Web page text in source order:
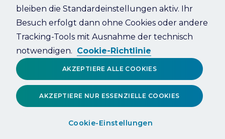
bleiben die Standardeinstellungen aktiv. Ihr
Besuch erfolgt dann ohne Cookies oder andere
Tracking-Tools mit Ausnahme der technisch
notwendigen. Cookie-Richtlinie
Cookie-Einstellungen
AKZEPTIERE NUR ESSENZIELLE COOKIES
AKZEPTIERE ALLE COOKIES